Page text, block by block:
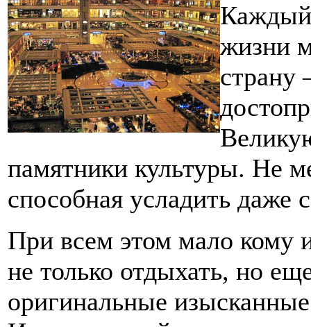
Каждый
жизни
страну
памятники культуры. Не
способная усладить даже
При всем этом мало кому
не только отдыхать, но
оригинальные